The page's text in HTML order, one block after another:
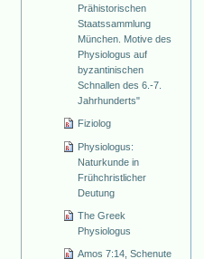
Prähistorischen
Staatssammlung
München. Motive des
Physiologus auf
byzantinischen
Schnallen des 6.-7.
Jahrhunderts"
Fiziolog
Physiologus:
Naturkunde in
Frühchristlicher
Deutung
The Greek
Physiologus
Amos 7:14, Schenute